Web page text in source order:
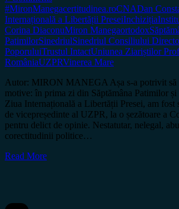
#MironManegacertitudinea.roCNADan
Internațională a Libertății PreseiInchiziția
Corina DiaconuMiron Manegaortodox
PatimilorSinedriulSinedriul Consiliului
PoporuluiTrustul IntactUniunea Ziariștilor
RomâniaUZPRVinerea Mare
Autor: MIRON MANEGA Așa s-a potrivit să
motive: în prima zi din Săptămâna Patimilor
Ziua Internațională a Libertății Presei, am fost
de vicepreședinte al UZPR, la o șezătoare a
pentru delict de opinie. Nestatutar, nelegal,
corectitudinii politice…
Read More